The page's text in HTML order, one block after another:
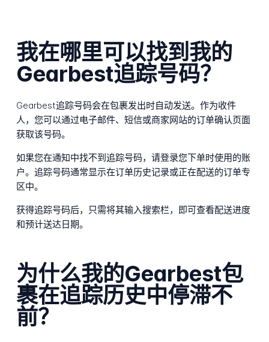
我在哪里可以找到我的
Gearbest追踪号码？
Gearbest追踪号码会在包裹发出时自动发送。作为收件
人，您可以通过电子邮件、短信或商家网站的订单确认页面
获取该号码。
如果您在通知中找不到追踪号码，请登录您下单时使用的账
户。追踪号码通常显示在订单历史记录或正在配送的订单专
区中。
获得追踪号码后，只需将其输入搜索栏，即可查看配送进度
和预计送达日期。
为什么我的Gearbest包
裹在追踪历史中停滞不
前？